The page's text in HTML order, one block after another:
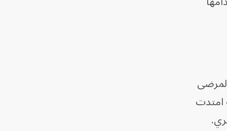
امتدت